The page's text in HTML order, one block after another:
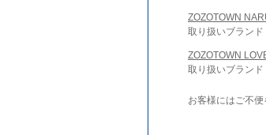
ZOZOTOWN
取り扱いブラン
ZOZOTOWN
取り扱いブラン
お客様にはご不